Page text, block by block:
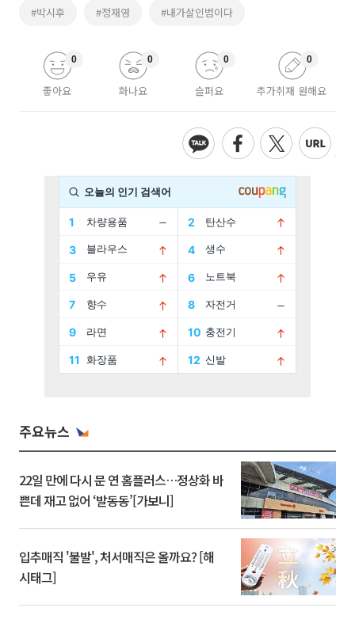
#박시후 #정재영 #내가살인범이다
좋아요
0
화나요
0
슬퍼요
0
추가취재 원해요
0
주요뉴스
22일 만에 다시 문 연 홈플러스…정상화 바
쁜데 재고 없어 ‘발동동’[가보니]
입추매직 '불발', 처서매직은 올까요? [해
시태그]